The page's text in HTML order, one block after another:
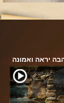
יראה ואמונה